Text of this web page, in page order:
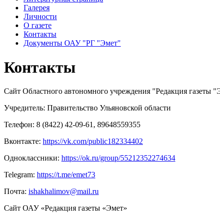
Галерея
Личности
О газете
Контакты
Документы ОАУ "РГ "Эмет"
Контакты
Сайт Областного автономного учреждения "Редакция газеты
Учредитель: Правительство Ульяновской области
Телефон: 8 (8422) 42-09-61, 89648559355
Вконтакте: https://vk.com/public182334402
Одноклассники: https://ok.ru/group/55212352274634
Telegram: https://t.me/emet73
Почта: ishakhalimov@mail.ru
Сайт ОАУ «Редакция газеты «Эмет»